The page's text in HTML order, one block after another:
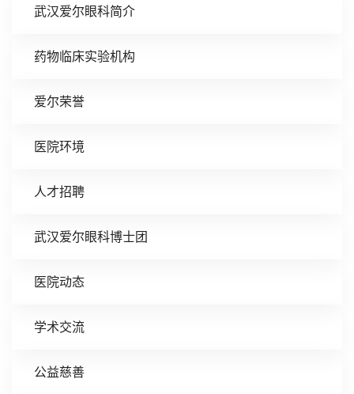
武汉爱尔眼科简介
药物临床实验机构
爱尔荣誉
医院环境
人才招聘
武汉爱尔眼科博士团
医院动态
学术交流
公益慈善